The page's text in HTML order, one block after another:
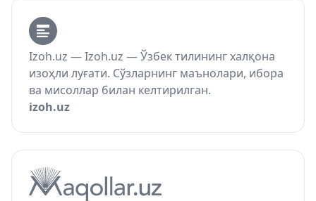
Izoh.uz — Izoh.uz — Ўзбек тилининг халқона
изоҳли луғати. Сўзларнинг маънолари, ибора
ва мисоллар билан келтирилган.
izoh.uz